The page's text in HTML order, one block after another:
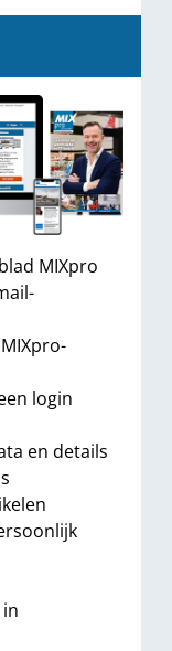
MIXpro
login
en details